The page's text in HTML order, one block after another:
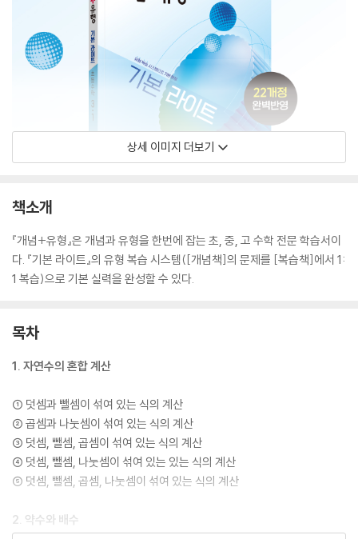
상세 이미지 더보기
책소개
『개념+유형』은 개념과 유형을 한번에 잡는 초, 중, 고 수학 전문 학습서이
다. 『기본 라이트』의 유형 복습 시스템([개념책]의 문제를 [복습책]에서 1:
1 복습)으로 기본 실력을 완성할 수 있다.
목차
1. 자연수의 혼합 계산
① 덧셈과 뺄셈이 섞여 있는 식의 계산
② 곱셈과 나눗셈이 섞여 있는 식의 계산
③ 덧셈, 뺄셈, 곱셈이 섞여 있는 식의 계산
④ 덧셈, 뺄셈, 나눗셈이 섞여 있는 있는 식의 계산
⑤ 덧셈, 뺄셈, 곱셈, 나눗셈이 섞여 있는 식의 계산
2. 약수와 배수